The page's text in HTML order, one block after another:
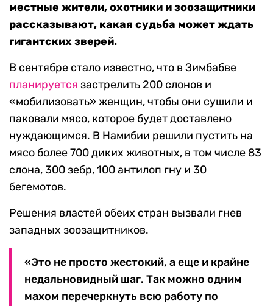
местные жители, охотники и зоозащитники
рассказывают, какая судьба может ждать
гигантских зверей.
В сентябре стало известно, что в Зимбабве
планируется застрелить 200 слонов и
«мобилизовать» женщин, чтобы они сушили и
паковали мясо, которое будет доставлено
нуждающимся. В Намибии решили пустить на
мясо более 700 диких животных, в том числе 83
слона, 300 зебр, 100 антилоп гну и 30
бегемотов.
Решения властей обеих стран вызвали гнев
западных зоозащитников.
«Это не просто жестокий, а еще и крайне
недальновидный шаг. Так можно одним
махом перечеркнуть всю работу по